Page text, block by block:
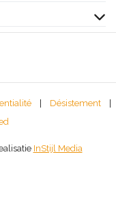
| Désistement
|
InStijl Media